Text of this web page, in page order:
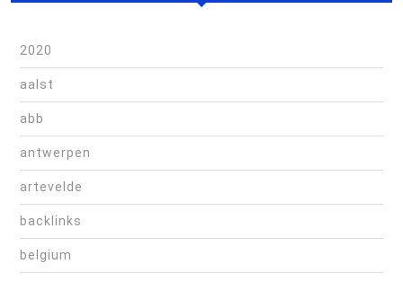
2020
aalst
abb
antwerpen
artevelde
backlinks
belgium